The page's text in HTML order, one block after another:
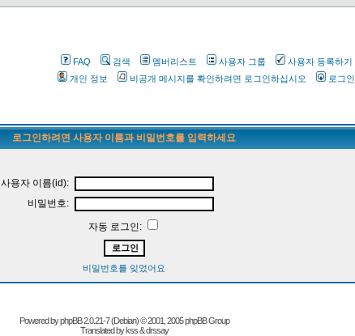
FAQ 검색 멤버리스트 사용자 그룹
사용자 등록하기
개인 정보
비공개 메시지를 확인하려면 로그인하십시오 로그인
로그인하려면 사용자 이름과 비밀번호를 입력하세요
사용자 이름(id):
비밀번호:
자동 로그인:
비밀번호를 잊었어요
Powered byphpBB2.0.21-7 (Debian) © 2001, 2005 phpBB Group
Translated by kss & drssay